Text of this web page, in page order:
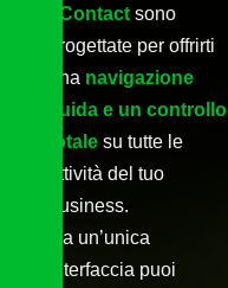
eContact sono
progettate per offrirti
una navigazione
fluida e un controllo
totale su tutte le
attività del tuo
business.
Da un’unica
interfaccia puoi